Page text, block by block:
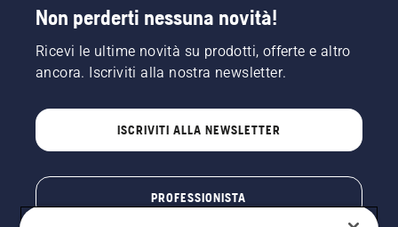
Non perderti nessuna novità!
Ricevi le ultime novità su prodotti, offerte e altro
ancora. Iscriviti alla nostra newsletter.
ISCRIVITI ALLA NEWSLETTER
PROFESSIONISTA